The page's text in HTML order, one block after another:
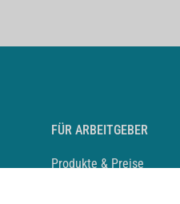
FÜR ARBEITGEBER
Produkte & Preise